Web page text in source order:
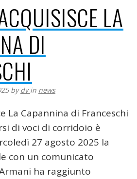
LA
DI
bydvin news
La Capannina di Franceschi
di voci di corridoio è
27 agosto 2025 la
con un comunicato
ha raggiunto